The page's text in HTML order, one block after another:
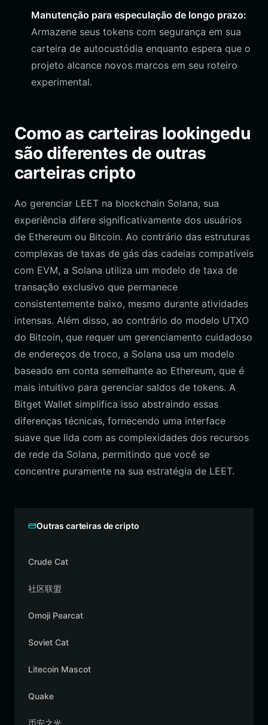
Manutenção para especulação de longo prazo:
Armazene seus tokens com segurança em sua
carteira de autocustódia enquanto espera que o
projeto alcance novos marcos em seu roteiro
experimental.
Como as carteiras lookingedu
são diferentes de outras
carteiras cripto
Ao gerenciar LEET na blockchain Solana, sua
experiência difere significativamente dos usuários
de Ethereum ou Bitcoin. Ao contrário das estruturas
complexas de taxas de gás das cadeias compatíveis
com EVM, a Solana utiliza um modelo de taxa de
transação exclusivo que permanece
consistentemente baixo, mesmo durante atividades
intensas. Além disso, ao contrário do modelo UTXO
do Bitcoin, que requer um gerenciamento cuidadoso
de endereços de troco, a Solana usa um modelo
baseado em conta semelhante ao Ethereum, que é
mais intuitivo para gerenciar saldos de tokens. A
Bitget Wallet simplifica isso abstraindo essas
diferenças técnicas, fornecendo uma interface
suave que lida com as complexidades dos recursos
de rede da Solana, permitindo que você se
concentre puramente na sua estratégia de LEET.
Outras carteiras de cripto
Crude Cat
社区联盟
Omoji Pearcat
Soviet Cat
Litecoin Mascot
Quake
币安之光